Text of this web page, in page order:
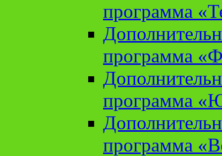
программа
программа
программа
программа